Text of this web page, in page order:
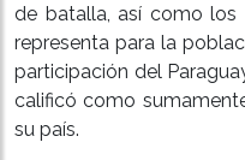
de batalla, así como los
representa para la
participación del
calificó como
su país.